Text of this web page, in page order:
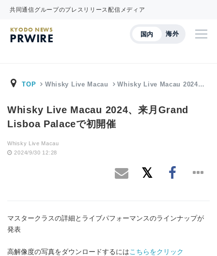
共同通信グループのプレスリリース配信メディア
国内 海外
KYODO NEWS
PRWIRE
TOP Whisky Live Macau Whisky Live Macau 2024…
Whisky Live Macau 2024、来月Grand
Lisboa Palaceで初開催
Whisky Live Macau
2024/9/30 12:28
マスタークラスの詳細とライブパフォーマンスのラインナップが
発表
高解像度の写真をダウンロードするにはこちらをクリック